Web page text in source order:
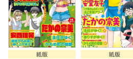
紙版
紙版